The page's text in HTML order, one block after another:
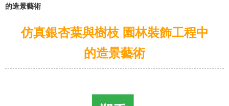
的造景藝術
仿真銀杏葉與樹枝 園林裝飾工程中
的造景藝術